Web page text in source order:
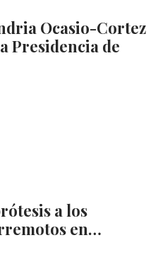
Ocasio-Cortez
Presidencia de
a los
en…